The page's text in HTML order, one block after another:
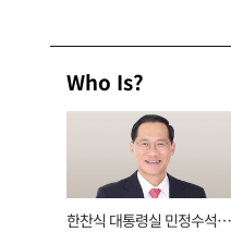
Who Is?
한찬식 대통령실 민정수석비